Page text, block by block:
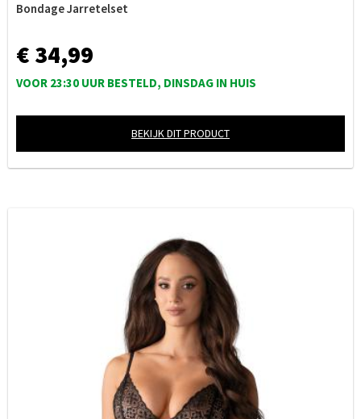
Bondage Jarretelset
€ 34,99
VOOR 23:30 UUR BESTELD, DINSDAG IN HUIS
BEKIJK DIT PRODUCT